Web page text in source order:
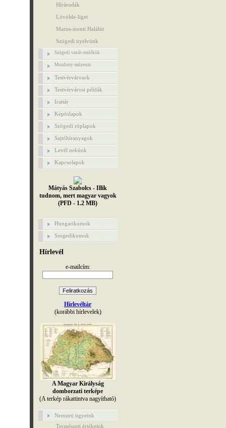
Hírárudák
Lövölde-liget
Maros-menti Halálút
Szögedi nyelvünk
Szögedi vasút-emlékök
Mozdony-múzeum
Testvérvárosok
Testvérvárosi példák
Irattár
Képöslapok
Szögedi röplapok
Sajtóhíranyagok
Levél nekünk
Kapcsolapok
Mátyás Szabolcs - Illik
tudnom, mert magyar vagyok
(PFD - 1.2 MB)
Hungarikumok
Szegedikumok
Hírlevél
e-mailcím:
Hírlevéltár
(korábbi hírlevelek)
A Magyar Királyság
domborzati terképe
(A terkép rákattintva nagyítható)
Nemzeti ügyeink
Természeti értékeink